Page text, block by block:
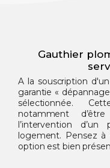
Gauthier
A la souscription
garantie «
sélectionnée.
notamment
l’intervention
logement. Pensez
option est bien